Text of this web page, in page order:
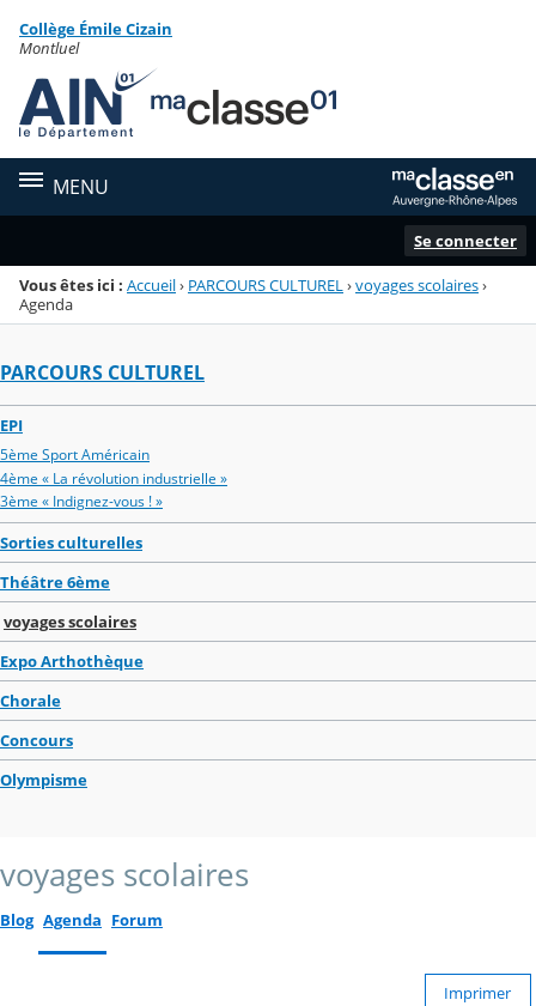
Menu de la rubrique
Contenu
Collège Émile Cizain
Montluel
MENU
Se connecter
Vous êtes ici : Accueil› PARCOURS CULTUREL ›voyages scolaires›
Agenda
PARCOURS CULTUREL
EPI
5ème Sport Américain
4ème « La révolution industrielle »
3ème « Indignez-vous ! »
Sorties culturelles
Théâtre 6ème
voyages scolaires
Expo Arthothèque
Chorale
Concours
Olympisme
voyages scolaires
Blog Agenda Forum
Imprimer